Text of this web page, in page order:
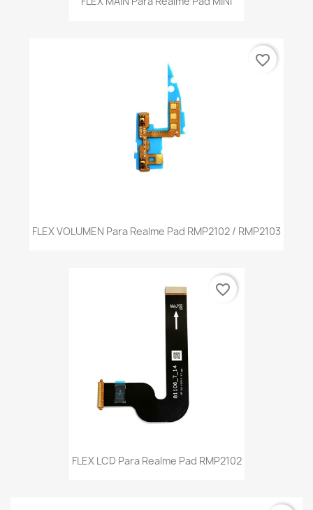
FLEX VOLUMEN Para Realme Pad RMP2102 / RMP2103
favorite_border
FLEX LCD Para Realme Pad RMP2102
favorite_border